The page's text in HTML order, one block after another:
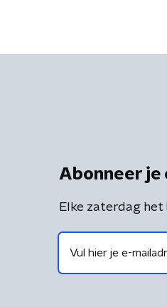
Abonneer je
Elke zaterdag het